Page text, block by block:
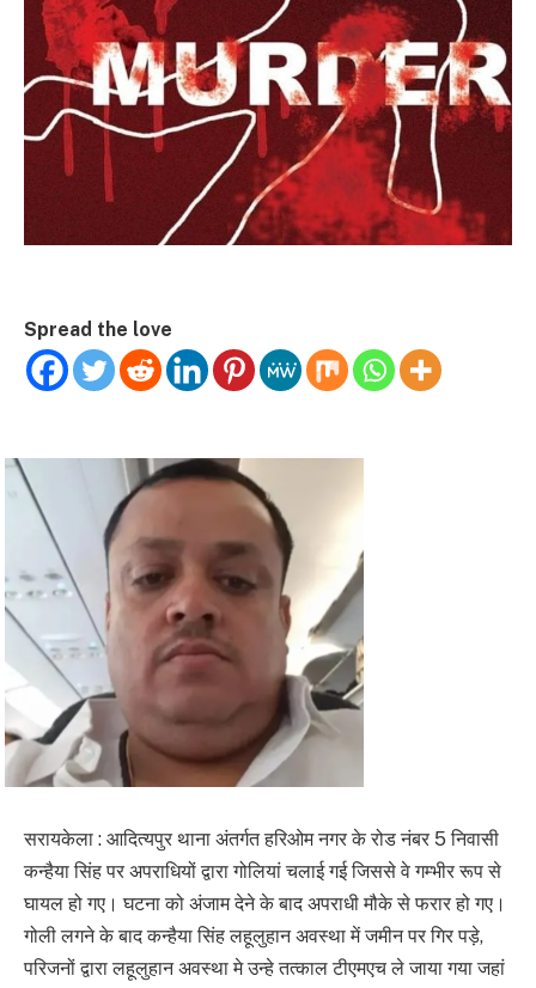
Spread the love
सरायकेला : आदित्यपुर थाना अंतर्गत हरिओम नगर के रोड नंबर 5 निवासी
कन्हैया सिंह पर अपराधियों द्वारा गोलियां चलाई गई जिससे वे गम्भीर रूप से
घायल हो गए। घटना को अंजाम देने के बाद अपराधी मौके से फरार हो गए।
गोली लगने के बाद कन्हैया सिंह लहूलुहान अवस्था में जमीन पर गिर पड़े,
परिजनों द्वारा लहूलुहान अवस्था मे उन्हे तत्काल टीएमएच ले जाया गया जहां